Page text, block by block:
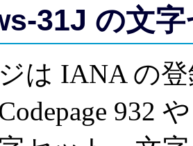
31J の文字
は IANA の
932